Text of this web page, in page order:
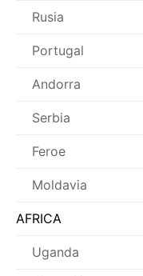
Rusia
Portugal
Andorra
Serbia
Feroe
Moldavia
AFRICA
Uganda